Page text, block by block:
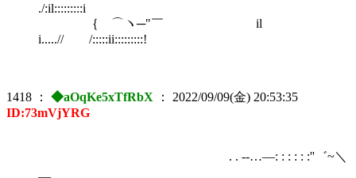
./:il:::::::::i
｛ ⌒ヽ─"￣ il
i.....// /:::::ii:::::::::!
1418 ： ◆aOqKe5xTfRbX ： 2022/09/09(金) 20:53:35
ID:73mVjYRG
. . -‐…―: : : : : :''゛~＼